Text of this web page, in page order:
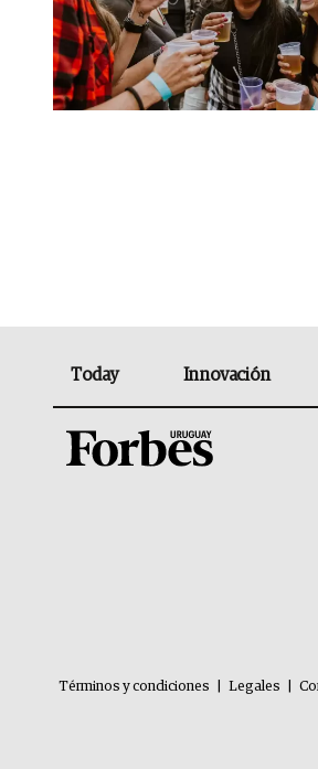
Today Innovación
Términos y condiciones Legales